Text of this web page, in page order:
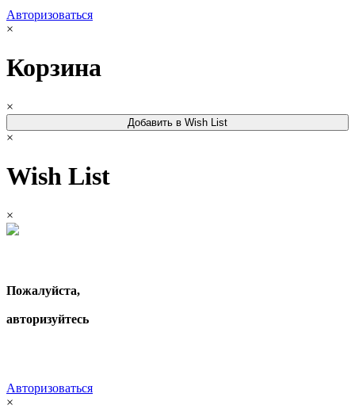
Авторизоваться
×
Корзина
×
Добавить в Wish List
×
Wish List
×
Пожалуйста,
авторизуйтесь
Авторизоваться
×